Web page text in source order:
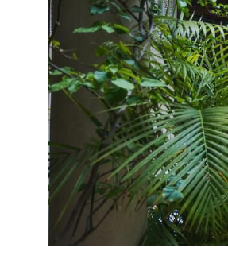
Malte
Portugal
Grèce
Belgique
Roumanie
Norvège
Slovénie